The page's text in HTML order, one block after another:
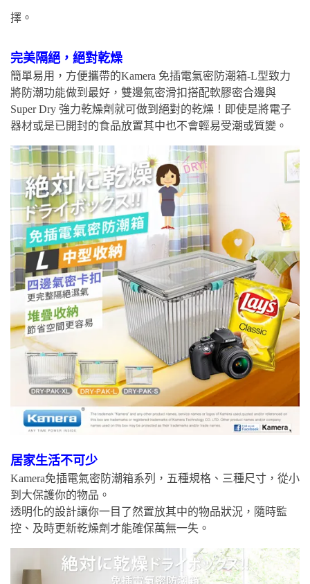
擇。
完美隔絕，絕對乾燥
簡單易用，方便攜帶的Kamera 免插電氣密防潮箱-L型致力
將防潮功能做到最好，雙邊氣密滑扣搭配軟膠密合邊與
Super Dry 強力乾燥劑就可做到絕對的乾燥！即使是將電子
器材或是已開封的食品放置其中也不會輕易受潮或質變。
居家生活不可少
Kamera免插電氣密防潮箱系列，五種規格、三種尺寸，從小
到大保護你的物品。
透明化的設計讓你一目了然置放其中的物品狀況，隨時監
控、及時更新乾燥劑才能確保萬無一失。